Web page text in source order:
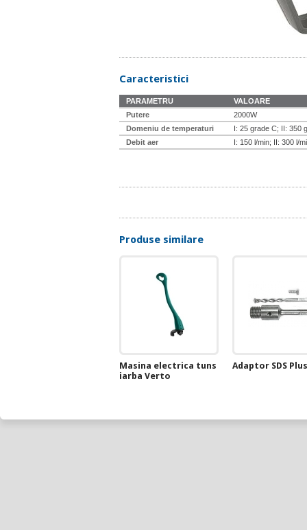
Caracteristici
PARAMETRU
VALOARE
Putere
2000W
Domeniu de temperaturi
I: 25 grade C; II: 350
Debit aer
I: 150 l/min; II: 300 l/
Produse similare
Masina electrica tuns
iarba Verto
Adaptor SDS Plus